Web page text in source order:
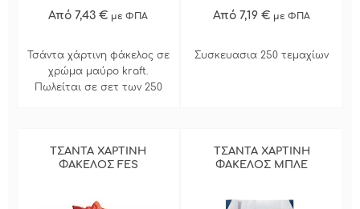
Από 7,43 € με ΦΠΑ
Τσάντα χάρτινη φάκελος σε
χρώμα μαύρο kraft.
Πωλείται σε σετ των 250
Από 7,19 € με ΦΠΑ
Συσκευασια 250 τεμαχίων
ΤΣΑΝΤΑ ΧΑΡΤΙΝΗ
ΦΑΚΕΛΟΣ FES
ΤΣΑΝΤΑ ΧΑΡΤΙΝΗ
ΦΑΚΕΛΟΣ ΜΠΛΕ